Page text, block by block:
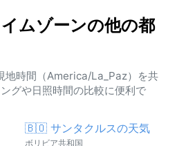
ムゾーンの他の都
地時間（America/La_Paz）を共
グや日照時間の比較に便利で
🇧🇴 サンタクルスの天気
ボリビア共和国